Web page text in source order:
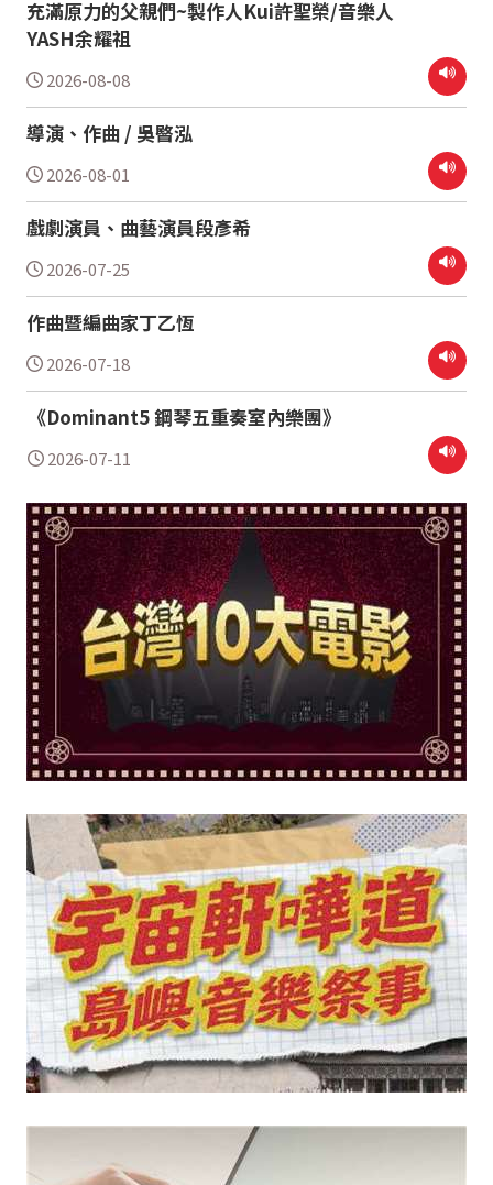
充滿原力的父親們~製作人Kui許聖榮/音樂人
YASH余耀祖
2026-08-08
導演、作曲 / 吳暋泓
2026-08-01
戲劇演員、曲藝演員段彥希
2026-07-25
作曲暨編曲家丁乙恆
2026-07-18
《Dominant5 鋼琴五重奏室內樂團》
2026-07-11